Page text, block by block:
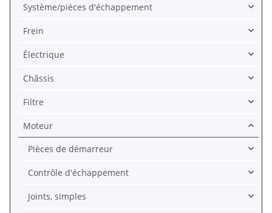
Système/pièces d'échappement
Frein
Électrique
Châssis
Filtre
Moteur
Pièces de démarreur
Contrôle d'échappement
Joints, simples